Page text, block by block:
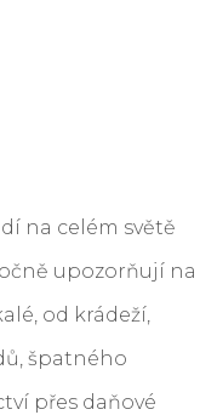
na celém světě
upozorňují na
od krádeží,
špatného
přes daňové